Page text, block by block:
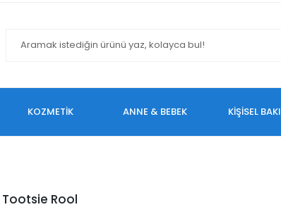
KOZMETİK ANNE & BEBEK KİŞİSEL
Tootsie Rool